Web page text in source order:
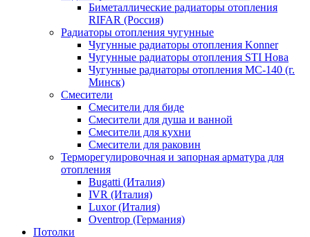
Биметаллические радиаторы отопления
RIFAR (Россия)
Радиаторы отопления чугунные
Чугунные радиаторы отопления Konner
Чугунные радиаторы отопления STI Нова
Чугунные радиаторы отопления МС-140 (г.
Минск)
Смесители
Смесители для биде
Смесители для душа и ванной
Смесители для кухни
Смесители для раковин
Терморегулировочная и запорная арматура для
отопления
Bugatti (Италия)
IVR (Италия)
Luxor (Италия)
Oventrop (Германия)
Потолки